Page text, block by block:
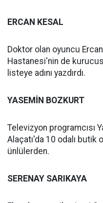
ERCAN KESAL
Doktor olan oyuncu
Hastanesi'nin de
listeye adını yazdırdı.
YASEMİN BOZKURT
Televizyon programcısı
Alaçatı'da 10 odalı
ünlülerden.
SERENAY SARIKAYA